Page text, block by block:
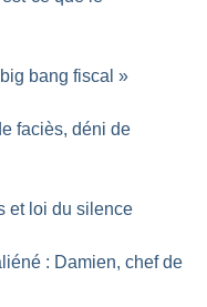
big bang fiscal »
faciès, déni de
et loi du silence
: Damien, chef de